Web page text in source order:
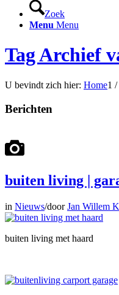
Zoek
Menu Menu
Tag Archief
U bevindt zich hier: Home1 /
Berichten
buiten living |
in Nieuws/doorJan Willem
buiten living met haard